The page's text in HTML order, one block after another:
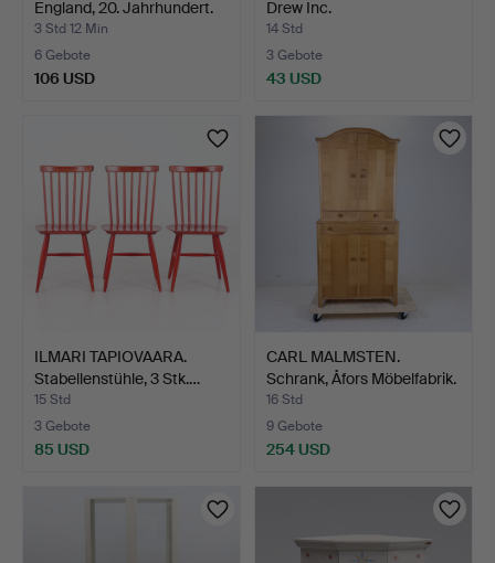
England, 20. Jahrhundert.
3 Std 12 Min
6 Gebote
106 USD
Drew Inc.
14 Std
3 Gebote
43 USD
ILMARI TAPIOVAARA.
Stabellenstühle, 3 Stk.…
15 Std
3 Gebote
85 USD
CARL MALMSTEN.
Schrank, Åfors Möbelfabrik.
16 Std
9 Gebote
254 USD